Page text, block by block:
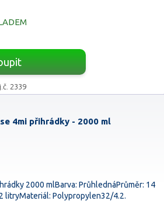
2339
4mi přihrádky - 2000 ml
2000 mlBarva: PrůhlednáPrůměr: 14
litryMateriál: Polypropylen32/4.2.